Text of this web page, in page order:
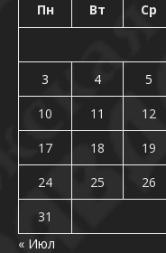
Пн Вт Ср
3
4 5
10
11 12
17
18 19
24
25 26
31
« Июл